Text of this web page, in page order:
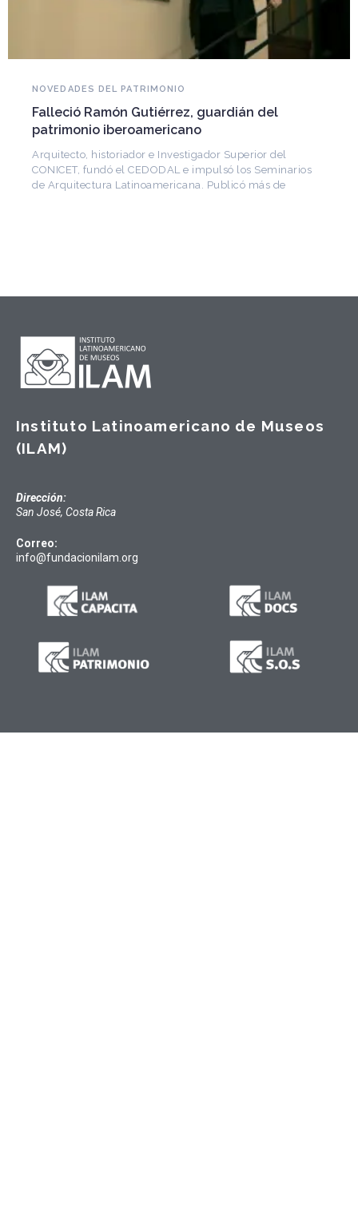
NOVEDADES DEL PATRIMONIO
Falleció Ramón Gutiérrez, guardián del
patrimonio iberoamericano
Arquitecto, historiador e Investigador Superior del
CONICET, fundó el CEDODAL e impulsó los Seminarios
de Arquitectura Latinoamericana. Publicó más de
Instituto Latinoamericano de Museos
(ILAM)
Dirección:
San José, Costa Rica
Correo:
info@fundacionilam.org